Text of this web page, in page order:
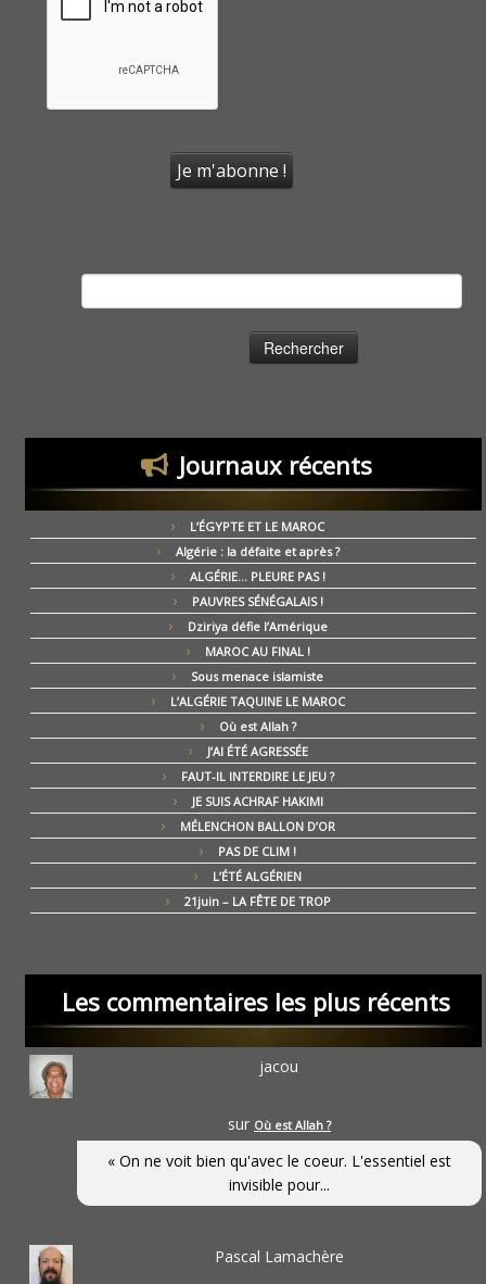
Journaux récents
L’ÉGYPTE ET LE MAROC
Algérie : la défaite et après ?
ALGÉRIE… PLEURE PAS !
PAUVRES SÉNÉGALAIS !
Dziriya défie l’Amérique
MAROC AU FINAL !
Sous menace islamiste
L’ALGÉRIE TAQUINE LE MAROC
Où est Allah ?
J’AI ÉTÉ AGRESSÉE
FAUT-IL INTERDIRE LE JEU ?
JE SUIS ACHRAF HAKIMI
MÉLENCHON BALLON D’OR
PAS DE CLIM !
L’ÉTÉ ALGÉRIEN
21juin – LA FÊTE DE TROP
Les commentaires les plus récents
jacou
sur Où est Allah ?
« On ne voit bien qu'avec le coeur. L'essentiel est
invisible pour...
Pascal Lamachère